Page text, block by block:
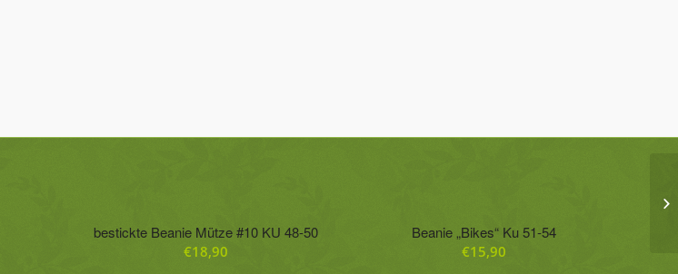
bestickte Beanie Mütze #10 KU 48-50
€18,90
Beanie „Bikes“ Ku 51-54
€15,90